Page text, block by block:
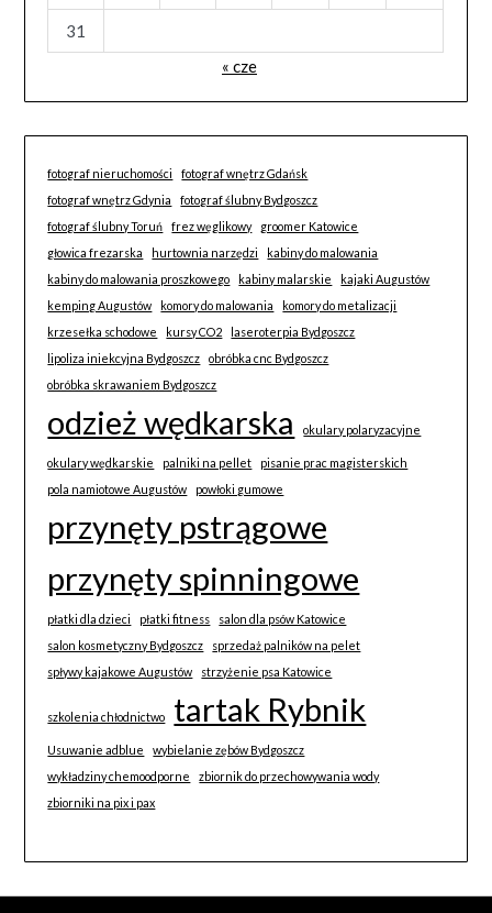
31
« cze
fotograf nieruchomości
fotograf wnętrz Gdańsk
fotograf wnętrz Gdynia
fotograf ślubny Bydgoszcz
fotograf ślubny Toruń
frez węglikowy
groomer Katowice
głowica frezarska
hurtownia narzędzi
kabiny do malowania
kabiny do malowania proszkowego
kabiny malarskie
kajaki Augustów
kemping Augustów
komory do malowania
komory do metalizacji
krzesełka schodowe
kursy CO2
laseroterpia Bydgoszcz
lipoliza iniekcyjna Bydgoszcz
obróbka cnc Bydgoszcz
obróbka skrawaniem Bydgoszcz
odzież wędkarska okulary polaryzacyjne
okulary wędkarskie palniki na pellet
pisanie prac magisterskich
pola namiotowe Augustów
powłoki gumowe
przynęty pstrągowe
przynęty spinningowe
płatki dla dzieci płatki fitness
salon dla psów Katowice
salon kosmetyczny Bydgoszcz
sprzedaż palników na pelet
spływy kajakowe Augustów
strzyżenie psa Katowice
szkolenia chłodnictwo tartak Rybnik
Usuwanie adblue
wybielanie zębów Bydgoszcz
wykładziny chemoodporne
zbiornik do przechowywania wody
zbiorniki na pix i pax